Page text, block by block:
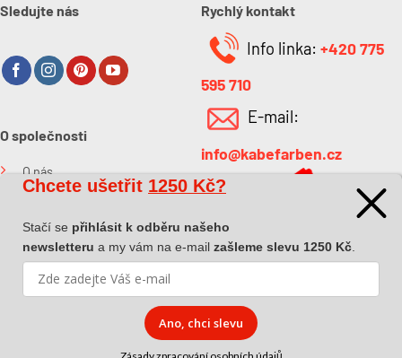
Sledujte nás
O společnosti
O nás
Rychlý kontakt
Info linka: +420 775
595 710
E-mail:
info@kabefarben.cz
Dova a.s. Pokyny k převzetí zásilky
Chcete ušetřit 1250 Kč?
Stačí se přihlásit k odběru našeho
newsletteru a my vám na e-mail zašleme slevu 1250 Kč
Ano, chci slevu